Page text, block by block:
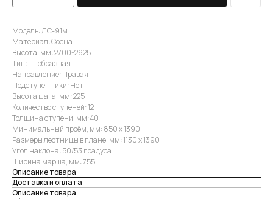
Модель: ЛС-91м
Материал: Сосна
Высота, мм: 2700-2925
Тип: Г - образная
Направление: Правая
Подступенники: Нет
Высота шага, мм: 225
Количество ступеней: 12
Толщина ступени, мм: 40
Минимальный проём, мм: 850 х 1390
Размеры лестницы в плане, мм: 1130 х 1390
Угол наклона: 50/53 градуса
Ширина марша, мм: 755
Описание товара
Доставка и оплата
Описание товара